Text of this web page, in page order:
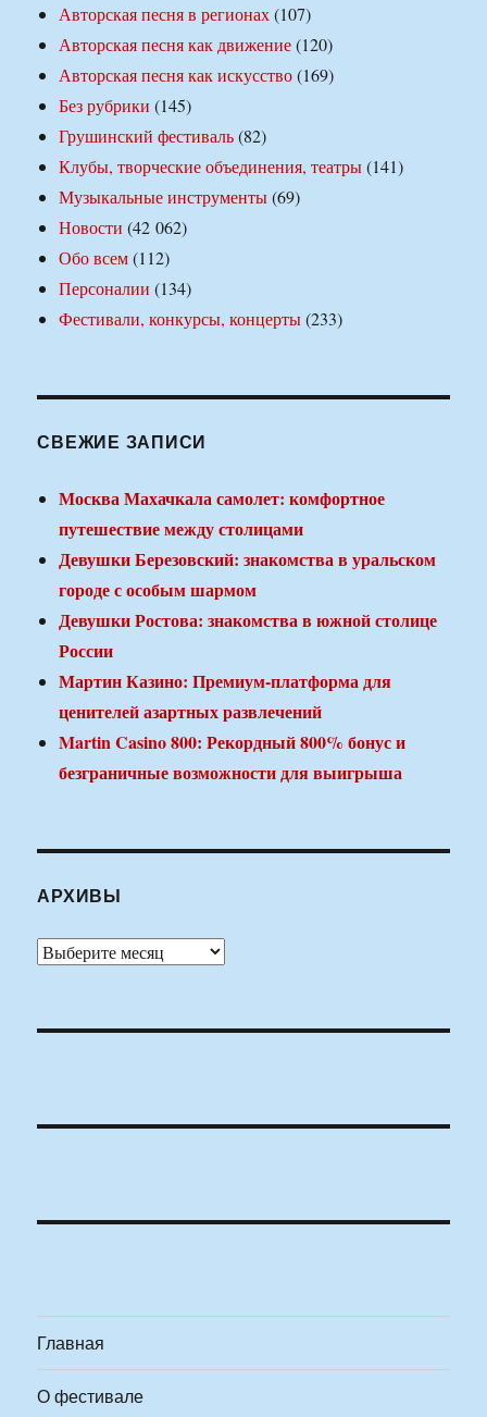
Авторская песня в регионах(107)
Авторская песня как движение(120)
Авторская песня как искусство(169)
Без рубрики (145)
Грушинский фестиваль(82)
Клубы, творческие объединения, театры(141)
Музыкальные инструменты(69)
Новости (42 062)
Обо всем(112)
Персоналии (134)
Фестивали, конкурсы, концерты(233)
СВЕЖИЕ ЗАПИСИ
Москва Махачкала самолет: комфортное
путешествие между столицами
Девушки Березовский: знакомства в уральском
городе с особым шармом
Девушки Ростова: знакомства в южной столице
России
Мартин Казино: Премиум-платформа для
ценителей азартных развлечений
Martin Casino 800: Рекордный 800% бонус и
безграничные возможности для выигрыша
АРХИВЫ
Архивы
Главная
О фестивале